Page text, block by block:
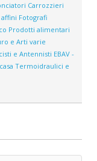
Carrozzieri
Fotografi
Prodotti alimentari
e Arti varie
e Antennisti EBAV -
Termoidraulici e